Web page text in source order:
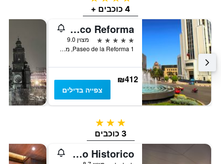
4 כוכבים +
Barceló México Reforma
5 כוכבים
מצוין 9.0
Paseo de la Reforma 1, מקסיקו סיטי, מקסיקו סיטי, מקסיקו
₪412
צפייה בדילים
3 כוכבים
3 כוכבים
Hampton Inn & Suites by Hilton Mexico City - Centro Historico